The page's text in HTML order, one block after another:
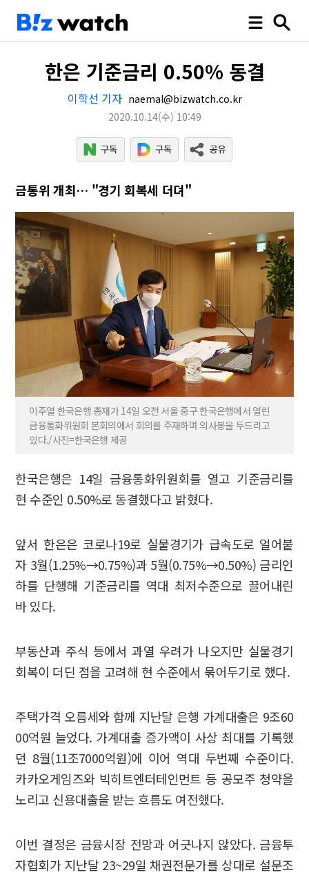
한은 기준금리 0.50% 동결
이학선 기자 naemal@bizwatch.co.kr
2020.10.14(수) 10:49
금통위 개최… "경기 회복세 더뎌"
이주열 한국은행 총재가 14일 오전 서울 중구 한국은행에서 열린
금융통화위원회 본회의에서 회의를 주재하며 의사봉을 두드리고
있다./사진=한국은행 제공
한국은행은 14일 금융통화위원회를 열고 기준금리를
현 수준인 0.50%로 동결했다고 밝혔다.
앞서 한은은 코로나19로 실물경기가 급속도로 얼어붙
자 3월(1.25%→0.75%)과 5월(0.75%→0.50%) 금리인
하를 단행해 기준금리를 역대 최저수준으로 끌어내린
바 있다.
부동산과 주식 등에서 과열 우려가 나오지만 실물경기
회복이 더딘 점을 고려해 현 수준에서 묶어두기로 했다.
주택가격 오름세와 함께 지난달 은행 가계대출은 9조60
00억원 늘었다. 가계대출 증가액이 사상 최대를 기록했
던 8월(11조7000억원)에 이어 역대 두번째 수준이다.
카카오게임즈와 빅히트엔터테인먼트 등 공모주 청약을
노리고 신용대출을 받는 흐름도 여전했다.
이번 결정은 금융시장 전망과 어긋나지 않았다. 금융투
자협회가 지난달 23~29일 채권전문가를 상대로 설문조